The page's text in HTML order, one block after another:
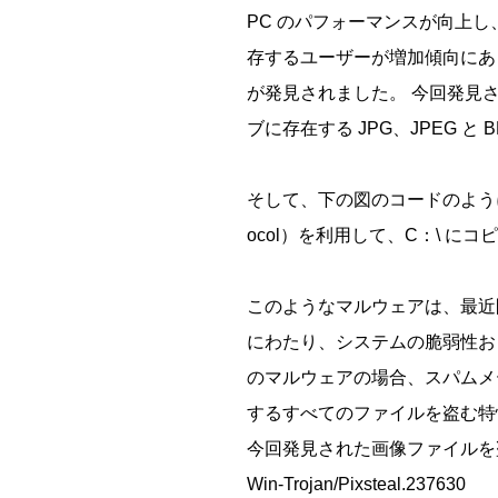
PC のパフォーマンスが向上
存するユーザーが増加傾向に
が発見されました。 今回発見
ブに存在する JPG、JPEG と
そして、下の図のコードのよ
ocol）を利用して、C：\ にコ
このようなマルウェアは、最
にわたり、システムの脆弱性
のマルウェアの場合、スパム
するすべてのファイルを盗む
今回発見された画像ファイル
Win-Trojan/Pixsteal.237630